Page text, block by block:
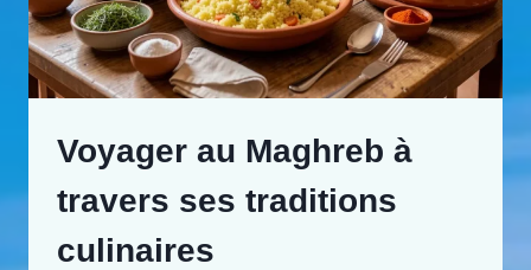
Voyager au Maghreb à
travers ses traditions
culinaires